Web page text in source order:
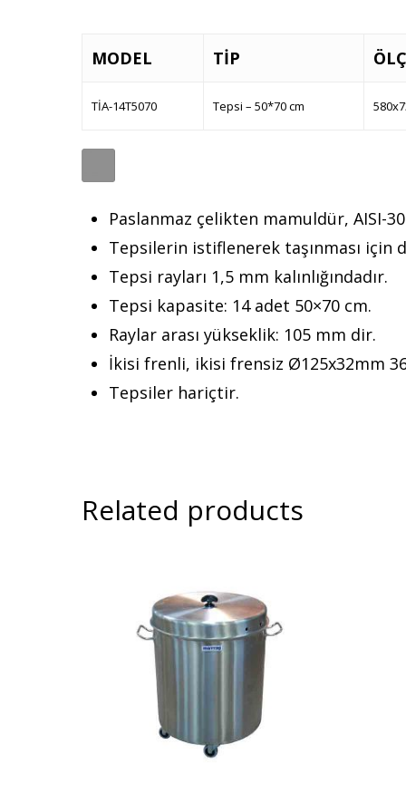
MODEL TİP
TİA-14T5070 Tepsi – 50*70 cm
Paslanmaz çelikten mamuldür, AISI-
Tepsilerin istiflenerek taşınması için
Tepsi rayları 1,5 mm kalınlığındadır.
Tepsi kapasite: 14 adet 50×70 cm.
Raylar arası yükseklik: 105 mm dir.
İkisi frenli, ikisi frensiz Ø125x32mm
Tepsiler hariçtir.
Related products